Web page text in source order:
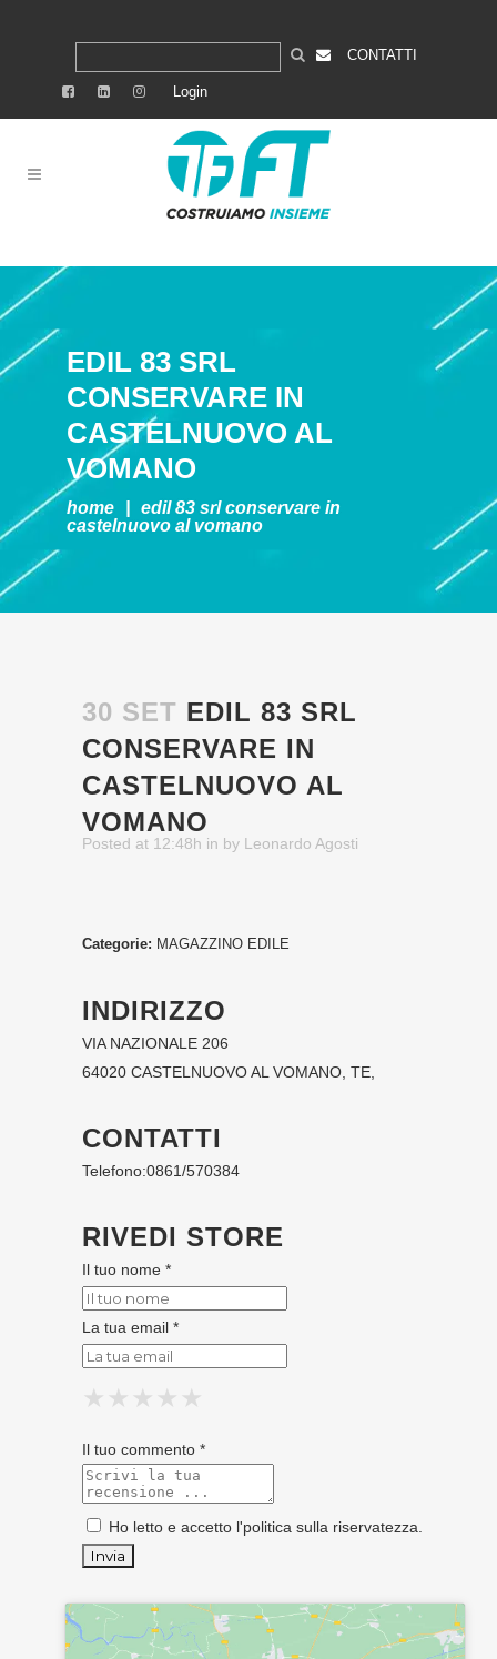
CONTATTI
Login
EDIL 83 SRL
CONSERVARE IN
CASTELNUOVO AL
VOMANO
home edil 83 srlconservare in
castelnuovo al vomano
30 SET EDIL 83 SRL
CONSERVARE IN
CASTELNUOVO AL
VOMANO
Posted at 12:48h in by Leonardo Agosti
Categorie: MAGAZZINO EDILE
INDIRIZZO
VIA NAZIONALE 206
64020 CASTELNUOVO AL VOMANO, TE,
CONTATTI
Telefono:0861/570384
RIVEDI STORE
Il tuo nome *
La tua email *
★
★ ★
★ ★ ★
★ ★ ★ ★
★ ★ ★ ★ ★
Il tuo commento *
Ho letto e accetto l'politica sulla riservatezza